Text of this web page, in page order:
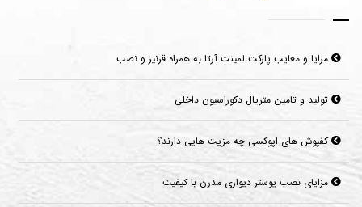
مزایا و معایب پارکت لمینت آرتا به همراه قرنیز و نصب
تولید و تامین متریال دکوراسیون داخلی
کفپوش های اپوکسی چه مزیت هایی دارند؟
مزایای نصب پوستر دیواری مدرن با کیفیت